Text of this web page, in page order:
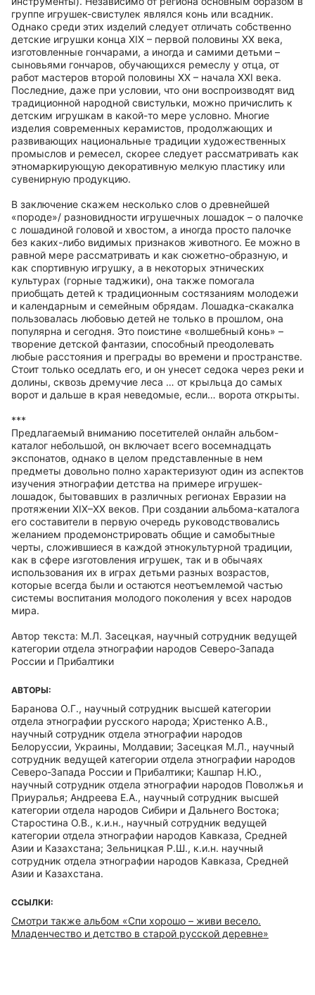
группе игрушек-свистулек являлся конь или всадник.
Однако среди этих изделий следует отличать собственно
детские игрушки конца XIX – первой половины ХХ века,
изготовленные гончарами, а иногда и самими детьми –
сыновьями гончаров, обучающихся ремеслу у отца, от
работ мастеров второй половины ХХ – начала XXI века.
Последние, даже при условии, что они воспроизводят вид
традиционной народной свистульки, можно причислить к
детским игрушкам в какой-то мере условно. Многие
изделия современных керамистов, продолжающих и
развивающих национальные традиции художественных
промыслов и ремесел, скорее следует рассматривать как
этномаркирующую декоративную мелкую пластику или
сувенирную продукцию.
В заключение скажем несколько слов о древнейшей
«породе»/ разновидности игрушечных лошадок – о палочке
с лошадиной головой и хвостом, а иногда просто палочке
без каких-либо видимых признаков животного. Ее можно в
равной мере рассматривать и как сюжетно-образную, и
как спортивную игрушку, а в некоторых этнических
культурах (горные таджики), она также помогала
приобщать детей к традиционным состязаниям молодежи
и календарным и семейным обрядам. Лошадка-скакалка
пользовалась любовью детей не только в прошлом, она
популярна и сегодня. Это поистине «волшебный конь» –
творение детской фантазии, способный преодолевать
любые расстояния и преграды во времени и пространстве.
Стоит только оседлать его, и он унесет седока через реки и
долины, сквозь дремучие леса … от крыльца до самых
ворот и дальше в края неведомые, если… ворота открыты.
***
Предлагаемый вниманию посетителей онлайн альбом-
каталог небольшой, он включает всего восемнадцать
экспонатов, однако в целом представленные в нем
предметы довольно полно характеризуют один из аспектов
изучения этнографии детства на примере игрушек-
лошадок, бытовавших в различных регионах Евразии на
протяжении XIX–XX веков. При создании альбома-каталога
его составители в первую очередь руководствовались
желанием продемонстрировать общие и самобытные
черты, сложившиеся в каждой этнокультурной традиции,
как в сфере изготовления игрушек, так и в обычаях
использования их в играх детьми разных возрастов,
которые всегда были и остаются неотъемлемой частью
системы воспитания молодого поколения у всех народов
мира.
Автор текста: М.Л. Засецкая, научный сотрудник ведущей
категории отдела этнографии народов Северо-Запада
России и Прибалтики
АВТОРЫ:
Баранова О.Г., научный сотрудник высшей категории
отдела этнографии русского народа; Христенко А.В.,
научный сотрудник отдела этнографии народов
Белоруссии, Украины, Молдавии; Засецкая М.Л., научный
сотрудник ведущей категории отдела этнографии народов
Северо-Запада России и Прибалтики; Кашпар Н.Ю.,
научный сотрудник отдела этнографии народов Поволжья и
Приуралья; Андреева Е.А., научный сотрудник высшей
категории отдела народов Сибири и Дальнего Востока;
Старостина О.В., к.и.н., научный сотрудник ведущей
категории отдела этнографии народов Кавказа, Средней
Азии и Казахстана; Зельницкая Р.Ш., к.и.н. научный
сотрудник отдела этнографии народов Кавказа, Средней
Азии и Казахстана.
ССЫЛКИ:
Смотри также альбом «Спи хорошо – живи весело.
Младенчество и детство в старой русской деревне»